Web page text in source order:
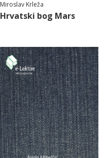
Miroslav Krleža
Hrvatski bog Mars